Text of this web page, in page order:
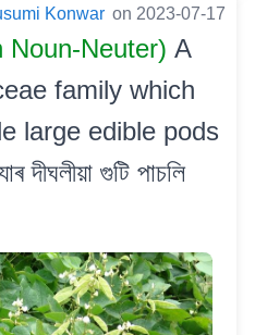
Konwar on 2023-07-17
Noun-Neuter) A
family which
large edible pods
দীঘলীয়া গুটি পাচলি